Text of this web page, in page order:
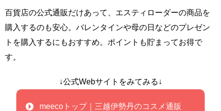
百貨店の公式通販だけあって、エスティローダーの商品を
購入するのも安心。バレンタインや母の日などのプレゼン
トを購入するにもおすすめ。ポイントも貯まってお得で
す。
↓公式Webサイトをみてみる↓
meecoトップ｜三越伊勢丹のコスメ通販